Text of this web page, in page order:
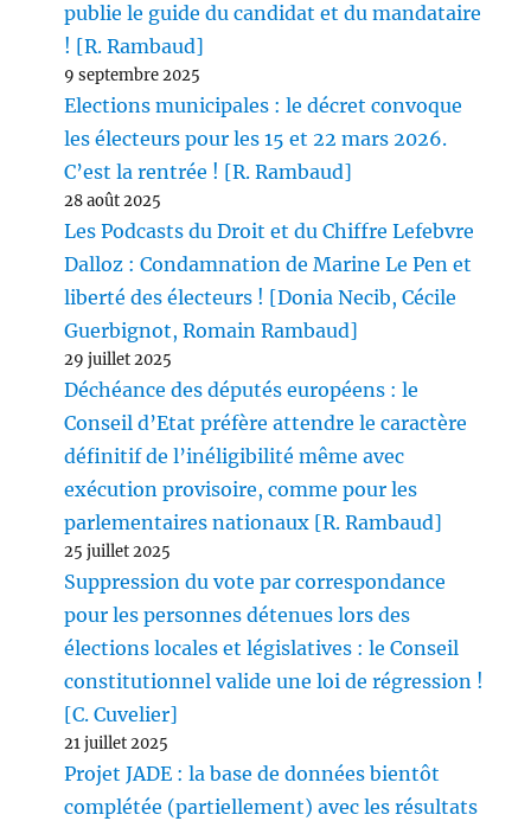
publie le guide du candidat et du mandataire
! [R. Rambaud]
9 septembre 2025
Elections municipales : le décret convoque
les électeurs pour les 15 et 22 mars 2026.
C’est la rentrée ! [R. Rambaud]
28 août 2025
Les Podcasts du Droit et du Chiffre Lefebvre
Dalloz : Condamnation de Marine Le Pen et
liberté des électeurs ! [Donia Necib, Cécile
Guerbignot, Romain Rambaud]
29 juillet 2025
Déchéance des députés européens : le
Conseil d’Etat préfère attendre le caractère
définitif de l’inéligibilité même avec
exécution provisoire, comme pour les
parlementaires nationaux [R. Rambaud]
25 juillet 2025
Suppression du vote par correspondance
pour les personnes détenues lors des
élections locales et législatives : le Conseil
constitutionnel valide une loi de régression !
[C. Cuvelier]
21 juillet 2025
Projet JADE : la base de données bientôt
complétée (partiellement) avec les résultats